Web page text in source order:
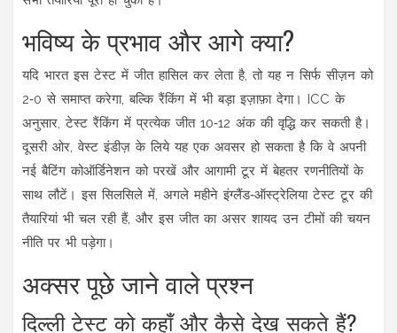
भविष्य के प्रभाव और आगे क्या?
यदि भारत इस टेस्ट में जीत हासिल कर लेता है, तो यह न सिर्फ सीज़न को
2‑0 से समाप्त करेगा, बल्कि रैंकिंग में भी बड़ा इज़ाफ़ा देगा। ICC के
अनुसार, टेस्ट रैंकिंग में प्रत्येक जीत 10‑12 अंक की वृद्धि कर सकती है।
दूसरी ओर, वेस्ट इंडीज़ के लिये यह एक अवसर हो सकता है कि वे अपनी
नई बैटिंग कोऑर्डिनेशन को परखें और आगामी टूर में बेहतर रणनीतियों के
साथ लौटें। इस सिलसिले में, अगले महीने इंग्लैंड‑ऑस्ट्रेलिया टेस्ट टूर की
तैयारियां भी चल रही हैं, और इस जीत का असर शायद उन टीमों की चयन
नीति पर भी पड़ेगा।
अक्सर पूछे जाने वाले प्रश्न
दिल्ली टेस्ट को कहाँ और कैसे देख सकते हैं?